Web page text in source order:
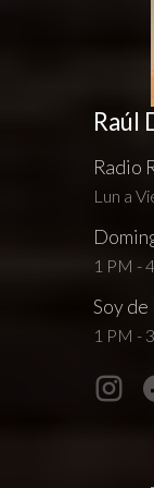
Raúl
Radio
Lun a
1 PM -
Soy de
1 PM -